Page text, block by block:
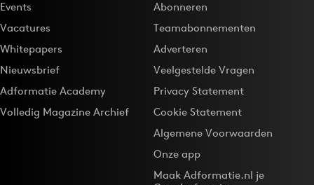
Events
Vacatures
Whitepapers
Nieuwsbrief
Adformatie Academy
Volledig Magazine Archief
Abonneren
Teamabonnementen
Adverteren
Veelgestelde Vragen
Privacy Statement
Cookie Statement
Algemene Voorwaarden
Onze app
Maak Adformatie.nl je